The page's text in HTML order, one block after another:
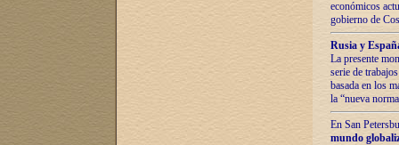
económicos
gobierno de
Rusia y
La presente
serie de
basada en los
la “nueva
En San
mundo